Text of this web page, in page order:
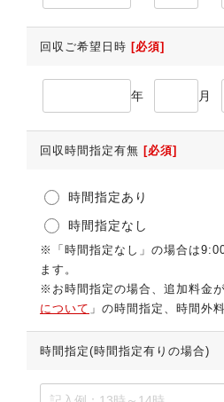
回収ご希望日時 [必須]
年 月
回収時間指定有無 [必須]
時間指定あり
時間指定なし
※「時間指定なし」の場合は
ます。
※お時間指定の場合、追加料金
について 」の時間指定、時間外
時間指定(時間指定有りの場合)